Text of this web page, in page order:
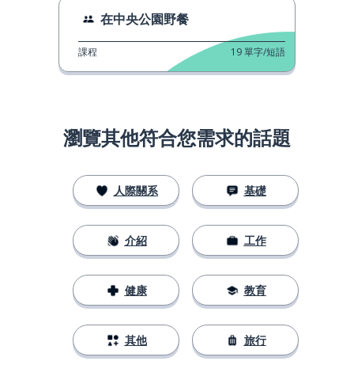
在中央公園野餐
課程 19單字/短語
瀏覽其他符合您需求的話題
人際關系
介紹
健康
其他
基礎
工作
教育
旅行